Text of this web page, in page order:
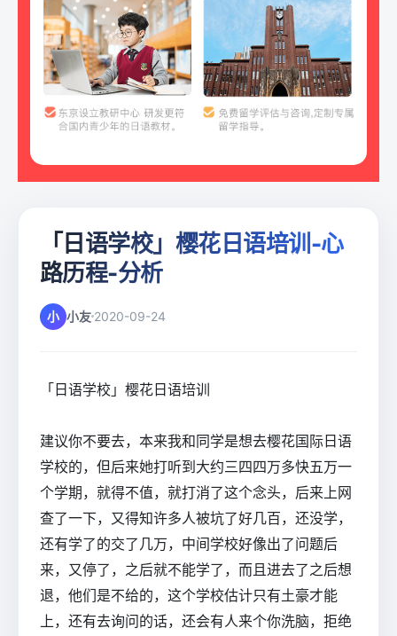
「日语学校」樱花日语培训-心
路历程-分析
小 小友 2020-09-24
「日语学校」樱花日语培训
建议你不要去，本来我和同学是想去樱花国际日语
学校的，但后来她打听到大约三四四万多快五万一
个学期，就得不值，就打消了这个念头，后来上网
查了一下，又得知许多人被坑了好几百，还没学，
还有学了的交了几万，中间学校好像出了问题后
来，又停了，之后就不能学了，而且进去了之后想
退，他们是不给的，这个学校估计只有土豪才能
上，还有去询问的话，还会有人来个你洗脑，拒绝